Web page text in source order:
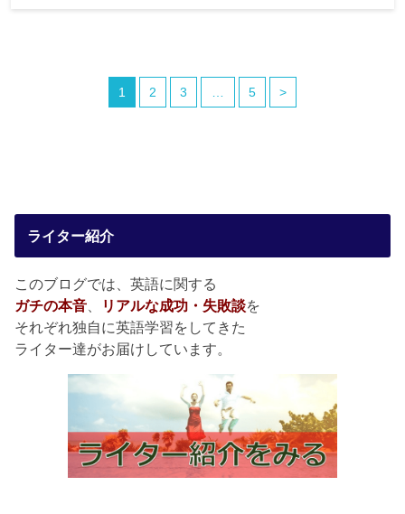
1 2 3 5 >
ライター紹介
このブログでは、英語に関する
ガチの本音
リアルな成功・失敗談を
それぞれ独自に英語学習をしてきた
ライター達がお届けしています。